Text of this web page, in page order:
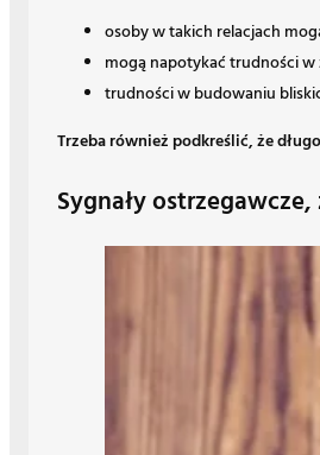
osoby w takich relacjach
mogą napotykać trudności
trudności w budowaniu
Trzeba również podkreślić, że
Sygnały